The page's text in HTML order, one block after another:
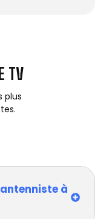
TV
plus
à